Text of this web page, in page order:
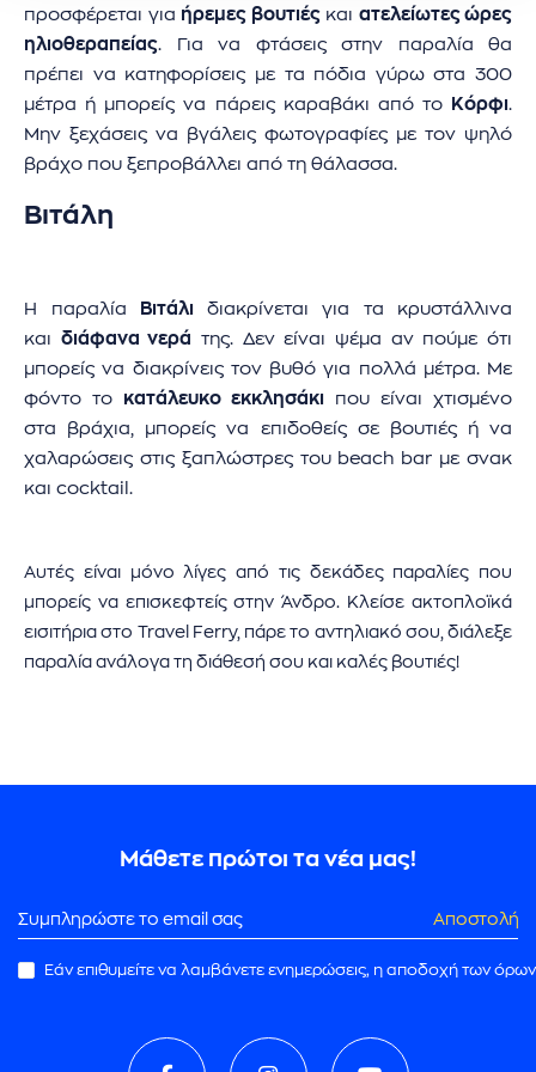
προσφέρεται για ήρεμες βουτιέςκαι ατελείωτες ώρες
ηλιοθεραπείας. Για να φτάσεις στην παραλία θα
πρέπει να κατηφορίσεις με τα πόδια γύρω στα 300
μέτρα ή μπορείς να πάρεις καραβάκι από το
Κόρφι.
Μην ξεχάσεις να βγάλεις φωτογραφίες με τον ψηλό
βράχο που ξεπροβάλλει από τη θάλασσα.
Βιτάλη
Η παραλία Βιτάλι διακρίνεται για τα κρυστάλλινα
και διάφανα νερά της. Δεν είναι ψέμα αν πούμε ότι
μπορείς να διακρίνεις τον βυθό για πολλά μέτρα. Με
φόντο το κατάλευκο εκκλησάκι που είναι χτισμένο
στα βράχια, μπορείς να επιδοθείς σε βουτιές ή να
χαλαρώσεις στις ξαπλώστρες του beach bar με σνακ
και cocktail.
Αυτές είναι μόνο λίγες από τις δεκάδες παραλίες που
μπορείς να επισκεφτείς στην Άνδρο. Κλείσε ακτοπλοϊκά
εισιτήρια στο Travel Ferry, πάρε το αντηλιακό σου, διάλεξε
παραλία ανάλογα τη διάθεσή σου και καλές βουτιές!
Μάθετε πρώτοι τα νέα μας!
Αποστολή
Εάν επιθυμείτε να λαμβάνετε ενημερώσεις, η αποδοχή των όρων